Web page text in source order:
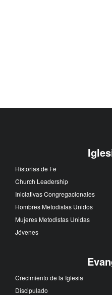
Historias de Fe
Church Leadership
Iniciativas Congregacionales
Hombres Metodistas Unidos
Mujeres Metodistas Unidas
Jóvenes
Crecimiento de la Iglesia
Discipulado